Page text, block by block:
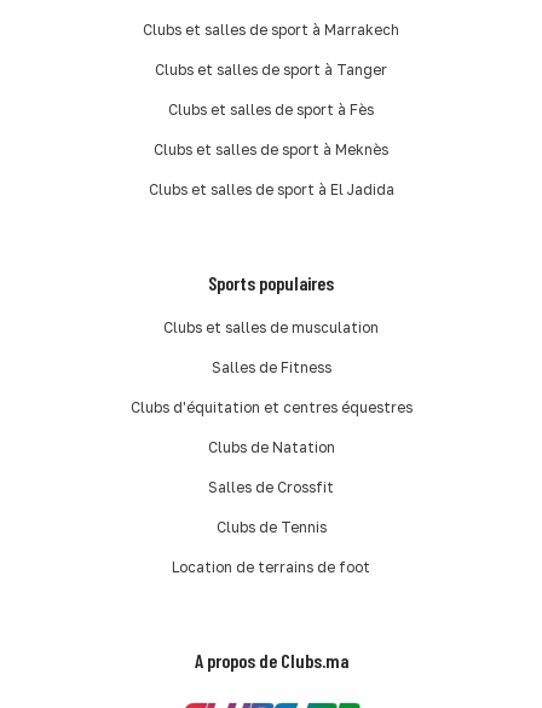
Clubs et salles de sport à Marrakech
Clubs et salles de sport à Tanger
Clubs et salles de sport à Fès
Clubs et salles de sport à Meknès
Clubs et salles de sport à El Jadida
Sports populaires
Clubs et salles de musculation
Salles de Fitness
Clubs d'équitation et centres équestres
Clubs de Natation
Salles de Crossfit
Clubs de Tennis
Location de terrains de foot
A propos de Clubs.ma